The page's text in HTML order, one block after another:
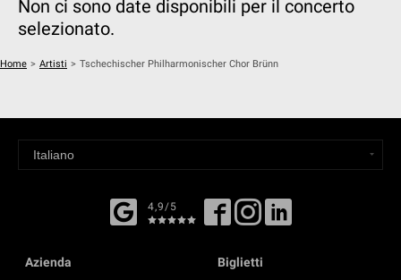
Non ci sono date disponibili per il concerto
selezionato.
Home > Artisti > Tschechischer Philharmonischer Chor Brünn
4,9/5
Azienda Biglietti